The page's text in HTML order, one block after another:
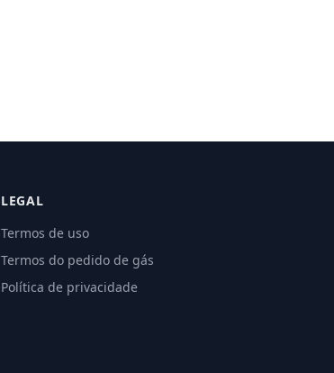
LEGAL
Termos de uso
Termos do pedido de gás
Política de privacidade